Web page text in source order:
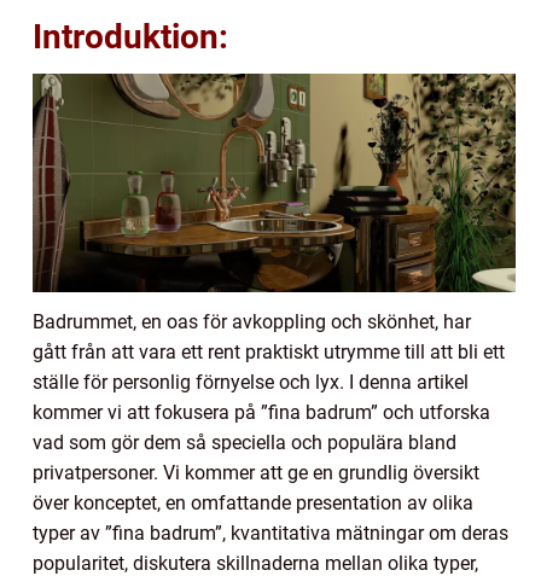
Introduktion:
Badrummet, en oas för avkoppling och skönhet, har
gått från att vara ett rent praktiskt utrymme till att bli ett
ställe för personlig förnyelse och lyx. I denna artikel
kommer vi att fokusera på ”fina badrum” och utforska
vad som gör dem så speciella och populära bland
privatpersoner. Vi kommer att ge en grundlig översikt
över konceptet, en omfattande presentation av olika
typer av ”fina badrum”, kvantitativa mätningar om deras
popularitet, diskutera skillnaderna mellan olika typer,